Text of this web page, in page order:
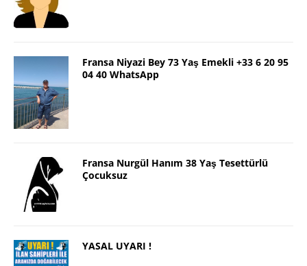
Fransa Niyazi Bey 73 Yaş Emekli +33 6 20 95
04 40 WhatsApp
Fransa Nurgül Hanım 38 Yaş Tesettürlü
Çocuksuz
YASAL UYARI !